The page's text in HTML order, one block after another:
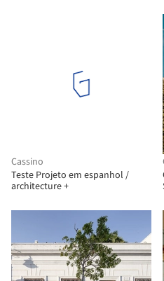
Cassino
Teste Projeto em espanhol /
architecture +